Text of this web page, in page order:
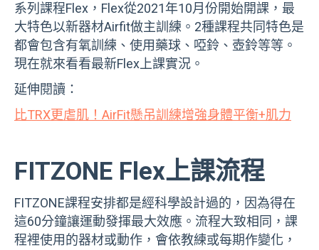
系列課程Flex，Flex從2021年10月份開始開課，最
大特色以新器材Airfit做主訓練。2種課程共同特色是
都會包含有氧訓練、使用藥球、啞鈴、壺鈴等等。
現在就來看看最新Flex上課實況。
延伸閱讀：
比TRX更虐肌！AirFit懸吊訓練增強身體平衡+肌力
FITZONE Flex上課流程
FITZONE課程安排都是經科學設計過的，因為得在
這60分鐘讓運動發揮最大效應。流程大致相同，課
程裡使用的器材或動作，會依教練或每期作變化，